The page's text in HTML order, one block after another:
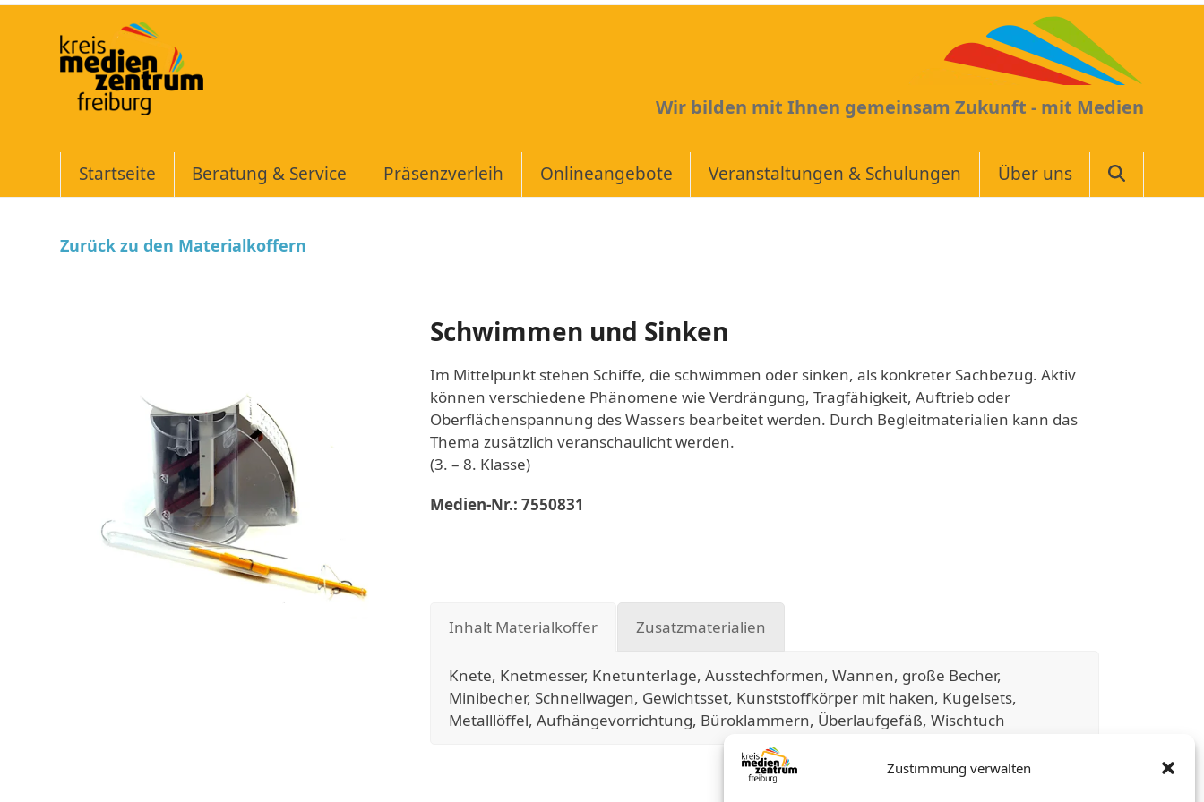
Zustimmung verwalten
Skip
Wir bilden mit Ihnen gemeinsam Zukunft - mit Medien
Startseite Beratung & Service Präsenzverleih Onlineangebote Veranstaltungen & Schulungen Über uns
Zurück zu den Materialkoffern
Schwimmen und Sinken
Im Mittelpunkt stehen Schiffe, die schwimmen oder sinken, als konkreter Sachbezug. Aktiv
können verschiedene Phänomene wie Verdrängung, Tragfähigkeit, Auftrieb oder
Oberflächenspannung des Wassers bearbeitet werden. Durch Begleitmaterialien kann das
Thema zusätzlich veranschaulicht werden.
(3. – 8. Klasse)
Medien-Nr.: 7550831
Inhalt Materialkoffer Zusatzmaterialien
Knete, Knetmesser, Knetunterlage, Ausstechformen, Wannen, große Becher,
Minibecher, Schnellwagen, Gewichtsset, Kunststoffkörper mit haken, Kugelsets,
Metalllöffel, Aufhängevorrichtung, Büroklammern, Überlaufgefäß, Wischtuch